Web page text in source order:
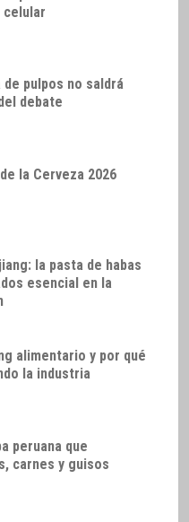
celular
de pulpos no saldrá
debate
la Cerveza 2026
la pasta de habas
esencial en la
alimentario y por qué
la industria
peruana que
carnes y guisos